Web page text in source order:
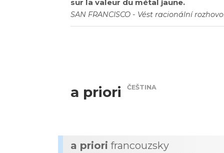
sur la valeur du métal jaune.
SAN FRANCISCO - Vést racionální
a priori ČEŠTINA
a priori francouzsky